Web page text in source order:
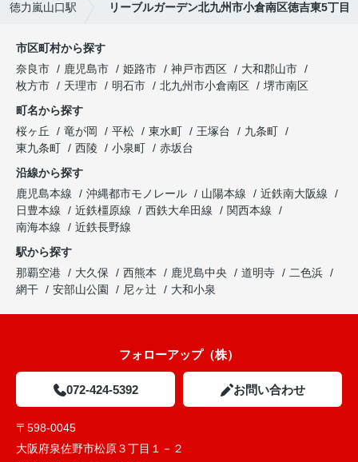
徳力嵐山口駅 リーブルガーデン北九州市小倉南区徳吉東5丁目
市区町村から探す
奈良市
鹿児島市 姫路市 神戸市西区
大和郡山市
枚方市
天理市 明石市 北九州市小倉南区
堺市南区
町名から探す
桜ヶ丘
竜が岡 平松 東水町 王塚台
九条町
東九条町
西陵 小泉町
赤坂台
沿線から探す
鹿児島本線
沖縄都市モノレール 山陽本線
近鉄南大阪線
日豊本線
近鉄橿原線 西鉄大牟田線
関西本線
南海本線
近鉄長野線
駅から探す
那覇空港
大久保 西熊本 鹿児島中央 道明寺
二色浜
網干
安部山公園 尼ヶ辻 大和小泉
フォローアップ（株）
072-424-5392 お問い合わせ
〒598-0045
大阪府泉佐野市松原３丁目１－２